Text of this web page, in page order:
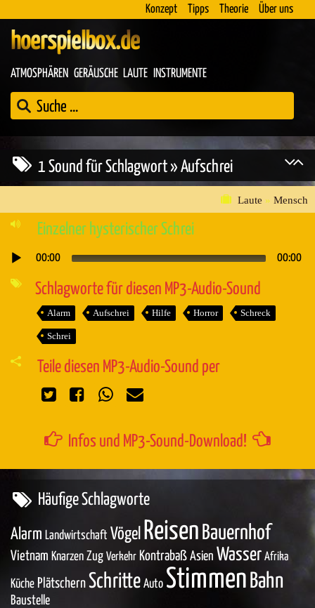
Konzept Tipps Theorie Über uns
hoerspielbox.de
ATMOSPHÄREN GERÄUSCHE LAUTE INSTRUMENTE
1 Sound für Schlagwort » Aufschrei
Laute » Mensch
Einzelner hysterischer Schrei
Audio-
00:00 00:00
Schlagworte für diesen MP3-Audio-Sound
Alarm Aufschrei Hilfe Horror Schreck
Schrei
Teile diesen MP3-Audio-Sound per
Infos und MP3-Sound-Download!
Häufige Schlagworte
Alarm Landwirtschaft Vögel Reisen Bauernhof
Vietnam Knarzen Zug Verkehr Kontrabaß Asien Wasser Afrika
Küche Plätschern Schritte Auto Stimmen Bahn
Baustelle